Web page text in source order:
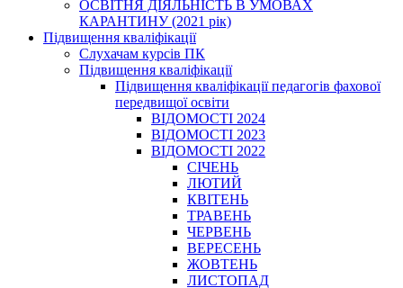
ОСВІТНЯ ДІЯЛЬНІСТЬ В УМОВАХ
КАРАНТИНУ (2021 рік)
Підвищення кваліфікації
Слухачам курсів ПК
Підвищення кваліфікації
Підвищення кваліфікації педагогів фахової
передвищої освіти
ВІДОМОСТІ 2024
ВІДОМОСТІ 2023
ВІДОМОСТІ 2022
СІЧЕНЬ
ЛЮТИЙ
КВІТЕНЬ
ТРАВЕНЬ
ЧЕРВЕНЬ
ВЕРЕСЕНЬ
ЖОВТЕНЬ
ЛИСТОПАД